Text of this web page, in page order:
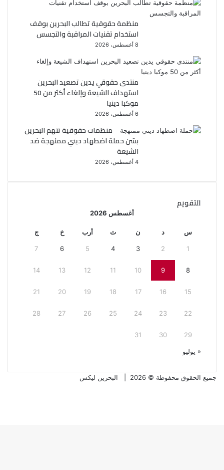
منظمة حقوقية تطالب البحرين بوقف
استخدام تقنيات المراقبة والتجسس
8 أغسطس، 2026
منتدى حقوقي يدين تصعيد البحرين
استهداف الشيعة وإلغاء أكثر من 50
موكبا دينيا
6 أغسطس، 2026
منظمات حقوقية تتهم البحرين
بشن حملة اضطهاد ديني ممنهجة ضد
الشيعة
4 أغسطس، 2026
التقويم
أغسطس 2026
س د ن ث أرب خ ج
1
2
3
4
5
6
7
8
9
10
11
12
13
14
15
16
17
18
19
20
21
22
23
24
25
26
27
28
29
30
31
« يوليو
جميع الحقوق محفوظة © 2026 |
البحرين ليكس